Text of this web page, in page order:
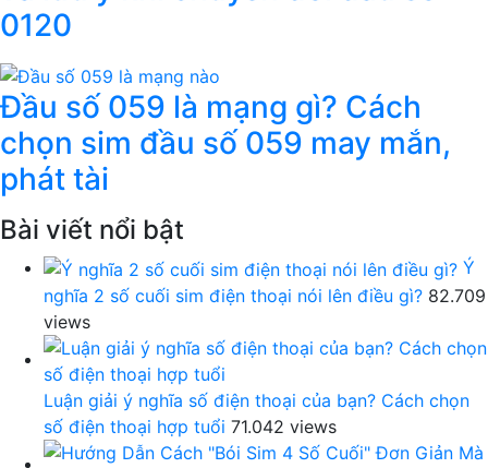
0120
Đầu số 059 là mạng gì? Cách
chọn sim đầu số 059 may mắn,
phát tài
Bài viết nổi bật
Ý
nghĩa 2 số cuối sim điện thoại nói lên điều gì? 82.709
views
Luận giải ý nghĩa số điện thoại của bạn? Cách chọn
số điện thoại hợp tuổi 71.042 views